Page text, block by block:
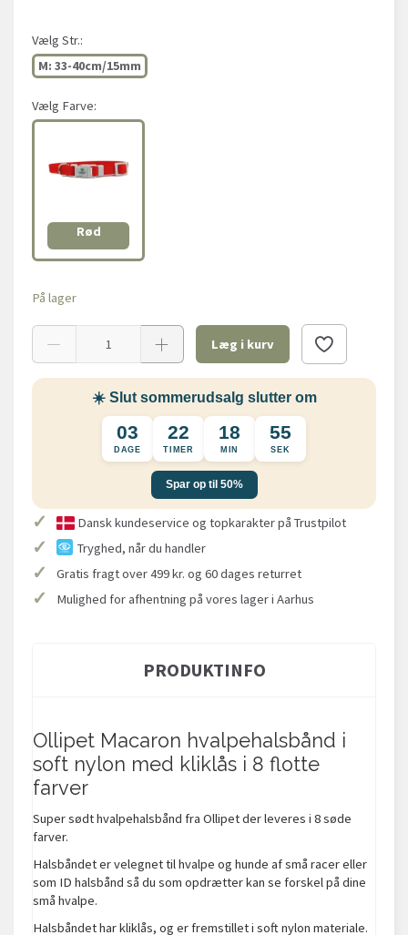
Vælg Str.:
M: 33-40cm/15mm
Vælg Farve:
Rød
På lager
Læg i kurv
☀️ Slut sommerudsalg slutter om
03
DAGE
22
TIMER
18
MIN
54
SEK
Spar op til 50%
✓ Dansk kundeservice og topkarakter på Trustpilot
✓ Tryghed, når du handler
✓ Gratis fragt over 499 kr. og 60 dages returret
✓ Mulighed for afhentning på vores lager i Aarhus
PRODUKTINFO
Ollipet Macaron hvalpehalsbånd i
soft nylon med kliklås i 8 flotte
farver
Super sødt hvalpehalsbånd fra Ollipet der leveres i 8 søde
farver.
Halsbåndet er velegnet til hvalpe og hunde af små racer eller
som ID halsbånd så du som opdrætter kan se forskel på dine
små hvalpe.
Halsbåndet har kliklås, og er fremstillet i soft nylon materiale.